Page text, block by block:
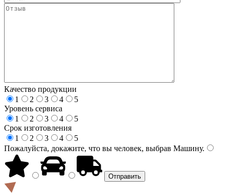
Качество продукции
1
2 3 4
5
Уровень сервиса
1
2 3 4
5
Срок изготовления
1
2 3 4
5
Пожалуйста, докажите, что вы человек, выбрав Машину.